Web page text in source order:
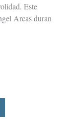
Este
Arcas duran